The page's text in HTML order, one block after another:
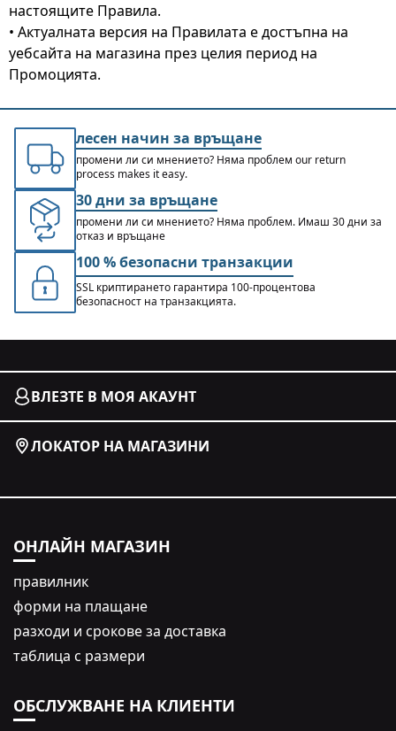
настоящите Правила.
• Актуалната версия на Правилата е достъпна на
уебсайта на магазина през целия период на
Промоцията.
лесен начин за връщане
промени ли си мнението? Няма проблем our return
process makes it easy.
30 дни за връщане
промени ли си мнението? Няма проблем. Имаш 30 дни за
отказ и връщане
100 % безопасни транзакции
SSL криптирането гарантира 100-процентова
безопасност на транзакцията.
ВЛЕЗТЕ В МОЯ АКАУНТ
ЛОКАТОР НА МАГАЗИНИ
ОНЛАЙН МАГАЗИН
правилник
форми на плащане
разходи и срокове за доставка
таблица с размери
ОБСЛУЖВАНЕ НА КЛИЕНТИ